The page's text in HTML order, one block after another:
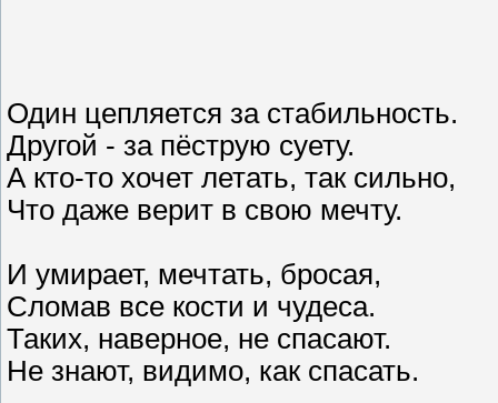
Один цепляется за стабильность.
Другой - за пёструю суету.
А кто-то хочет летать, так сильно,
Что даже верит в свою мечту.
И умирает, мечтать, бросая,
Сломав все кости и чудеса.
Таких, наверное, не спасают.
Не знают, видимо, как спасать.